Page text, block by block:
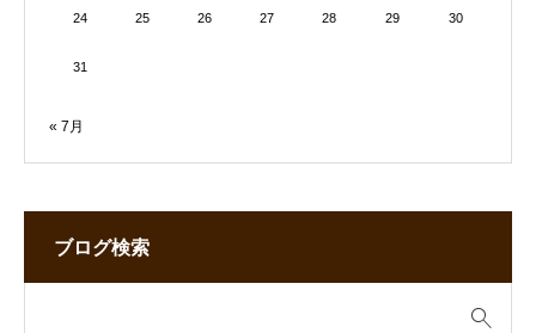
24 25 26 27 28 29 30
31
« 7月
ブログ検索